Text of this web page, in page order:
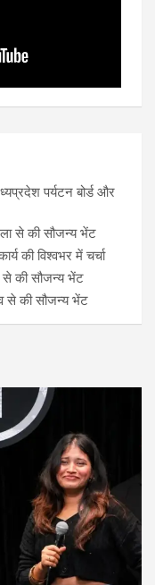
पर्यटन बोर्ड और
से की सौजन्य भेंट
की विश्वभर में चर्चा
से की सौजन्य भेंट
से की सौजन्य भेंट